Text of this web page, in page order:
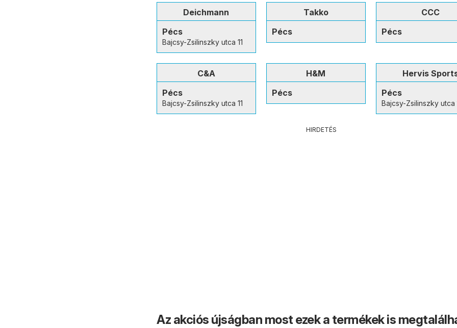
Deichmann
Pécs
Bajcsy-Zsilinszky utca 11
Takko
Pécs
CCC
Pécs
C&A
Pécs
Bajcsy-Zsilinszky utca 11
H&M
Pécs
Hervis
Pécs
Bajcsy-Zsilinszky utca
HIRDETÉS
Az akciós újságban most ezek a termékek is